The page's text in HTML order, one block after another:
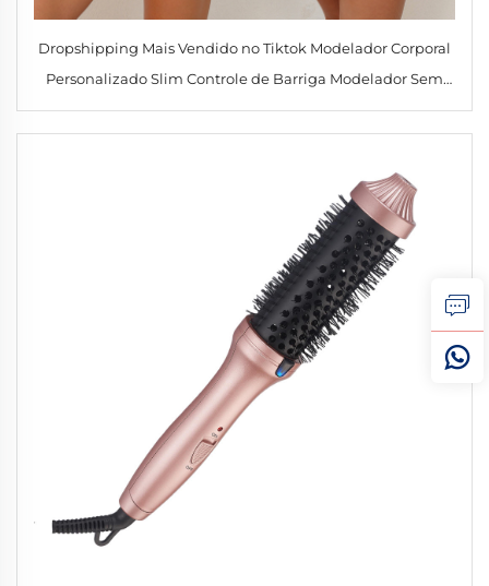
Dropshipping Mais Vendido no Tiktok Modelador Corporal
Personalizado Slim Controle de Barriga Modelador Sem
Costura Macacão para Mulher